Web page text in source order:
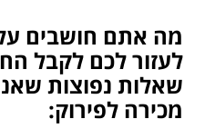
מה אתם חושבים
לעזור לכם לקבל
שאלות נפוצות
מכירה לפירוק: